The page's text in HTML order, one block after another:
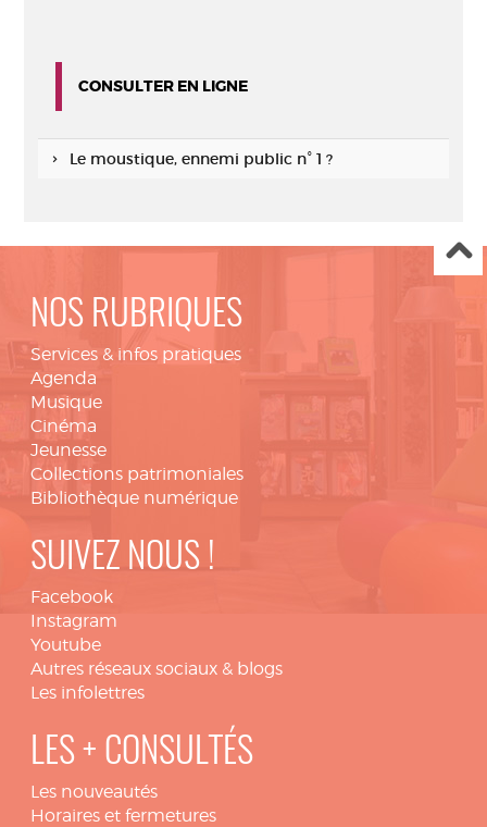
CONSULTER EN LIGNE
Le moustique, ennemi public n° 1 ?
NOS RUBRIQUES
Services & infos pratiques
Agenda
Musique
Cinéma
Jeunesse
Collections patrimoniales
Bibliothèque numérique
SUIVEZ NOUS !
Facebook
Instagram
Youtube
Autres réseaux sociaux & blogs
Les infolettres
LES + CONSULTÉS
Les nouveautés
Horaires et fermetures